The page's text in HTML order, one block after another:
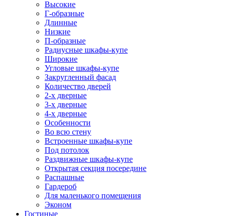
Высокие
Г-образные
Длинные
Низкие
П-образные
Радиусные шкафы-купе
Широкие
Угловые шкафы-купе
Закругленный фасад
Количество дверей
2-х дверные
3-х дверные
4-х дверные
Особенности
Во всю стену
Встроенные шкафы-купе
Под потолок
Раздвижные шкафы-купе
Открытая секция посередине
Распашные
Гардероб
Для маленького помещения
Эконом
Гостиные